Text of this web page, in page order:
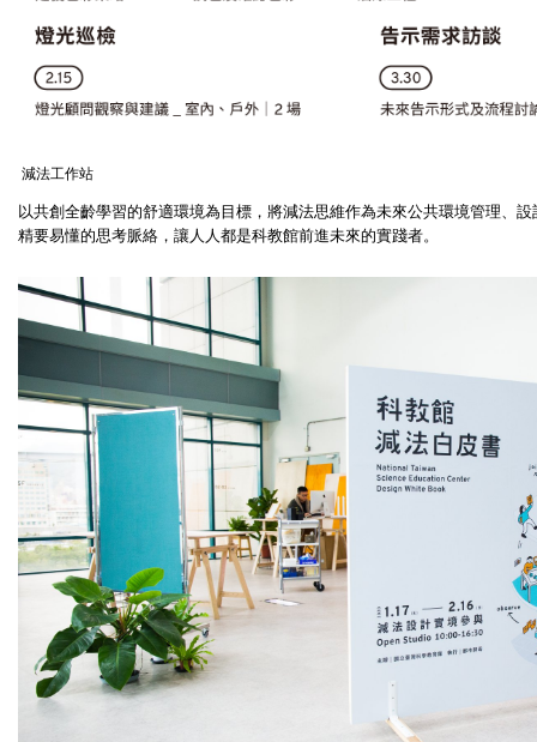
減法工作站
以共創全齡學習的舒適環境為目標，將減法思維作為未來公共環境管理、
精要易懂的思考脈絡，讓人人都是科教館前進未來的實踐者。